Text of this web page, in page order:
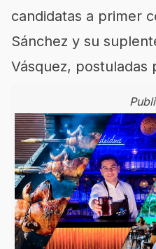
candidatas a primer
Sánchez y su
Vásquez, postuladas